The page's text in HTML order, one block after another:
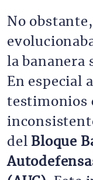
No
la bananera
En especial
testimonios
del Bloque